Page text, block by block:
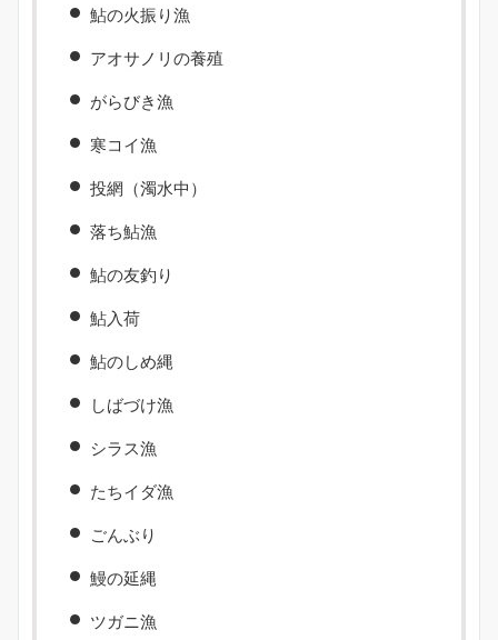
鮎の火振り漁
アオサノリの養殖
がらびき漁
寒コイ漁
投網（濁水中）
落ち鮎漁
鮎の友釣り
鮎入荷
鮎のしめ縄
しばづけ漁
シラス漁
たちイダ漁
ごんぶり
鰻の延縄
ツガニ漁